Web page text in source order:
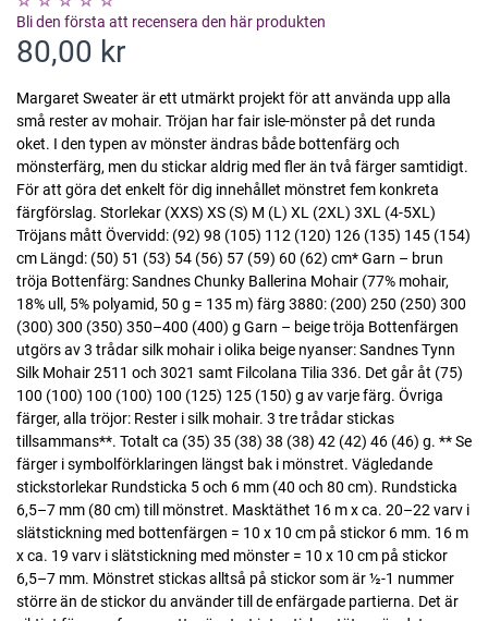
Bli den första att recensera den här produkten
80,00 kr
Margaret Sweater är ett utmärkt projekt för att använda upp alla
små rester av mohair. Tröjan har fair isle-mönster på det runda
oket. I den typen av mönster ändras både bottenfärg och
mönsterfärg, men du stickar aldrig med fler än två färger samtidigt.
För att göra det enkelt för dig innehållet mönstret fem konkreta
färgförslag. Storlekar (XXS) XS (S) M (L) XL (2XL) 3XL (4-5XL)
Tröjans mått Övervidd: (92) 98 (105) 112 (120) 126 (135) 145 (154)
cm Längd: (50) 51 (53) 54 (56) 57 (59) 60 (62) cm* Garn – brun
tröja Bottenfärg: Sandnes Chunky Ballerina Mohair (77% mohair,
18% ull, 5% polyamid, 50 g = 135 m) färg 3880: (200) 250 (250) 300
(300) 300 (350) 350–400 (400) g Garn – beige tröja Bottenfärgen
utgörs av 3 trådar silk mohair i olika beige nyanser: Sandnes Tynn
Silk Mohair 2511 och 3021 samt Filcolana Tilia 336. Det går åt (75)
100 (100) 100 (100) 100 (125) 125 (150) g av varje färg. Övriga
färger, alla tröjor: Rester i silk mohair. 3 tre trådar stickas
tillsammans**. Totalt ca (35) 35 (38) 38 (38) 42 (42) 46 (46) g. ** Se
färger i symbolförklaringen längst bak i mönstret. Vägledande
stickstorlekar Rundsticka 5 och 6 mm (40 och 80 cm). Rundsticka
6,5–7 mm (80 cm) till mönstret. Masktäthet 16 m x ca. 20–22 varv i
slätstickning med bottenfärgen = 10 x 10 cm på stickor 6 mm. 16 m
x ca. 19 varv i slätstickning med mönster = 10 x 10 cm på stickor
6,5–7 mm. Mönstret stickas alltså på stickor som är ½-1 nummer
större än de stickor du använder till de enfärgade partierna. Det är